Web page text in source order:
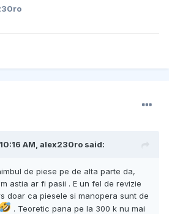
AM, alex230ro said:
de piese pe de alta parte da,
astia ar fi pasii . E un fel de revizie
doar ca piesele si manopera sunt de
. Teoretic pana pe la 300 k nu mai